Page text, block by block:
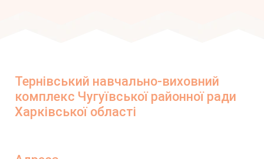
Тернівський навчально-виховний
комплекс Чугуївської районної ради
Харківської області